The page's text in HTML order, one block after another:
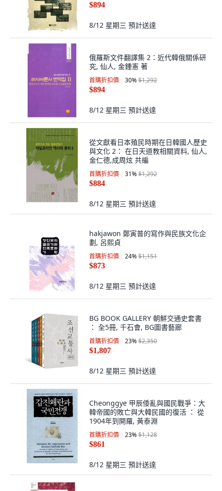
$894
8/12 星期三 預計送達
俄羅斯文件翻譯集 2：近代韓俄關係研
究, 仙人, 金鍾憲 著
首購折扣價 30%$1,292
$894
8/12 星期三 預計送達
從文獻看日本殖民時期在日韓國人歷史
與文化 2： 在日天道教相關資料, 仙人,
金仁德,成周炫 共編
首購折扣價 31%$1,292
$884
8/12 星期三 預計送達
hakjawon 鄭寅普的寫作與民族文化企
劃, 呂熙貞
首購折扣價 24%$1,151
$873
8/12 星期三 預計送達
BG BOOK GALLERY 朝鮮交通史套書
： 全5冊, 千石會, BG圖書藝廊
首購折扣價 23%$2,350
$1,807
8/12 星期三 預計送達
Cheonggye 甲辰倭亂與國民戰爭：大
韓帝國的敗亡與大韓民國的復活 ： 從
1904年到開羅, 黃泰淵
首購折扣價 23%$1,128
$861
8/12 星期三 預計送達